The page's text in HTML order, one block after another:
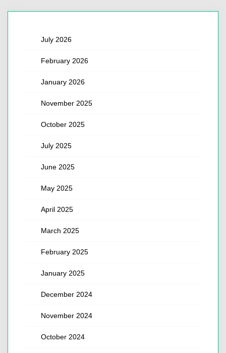
July 2026
February 2026
January 2026
November 2025
October 2025
July 2025
June 2025
May 2025
April 2025
March 2025
February 2025
January 2025
December 2024
November 2024
October 2024